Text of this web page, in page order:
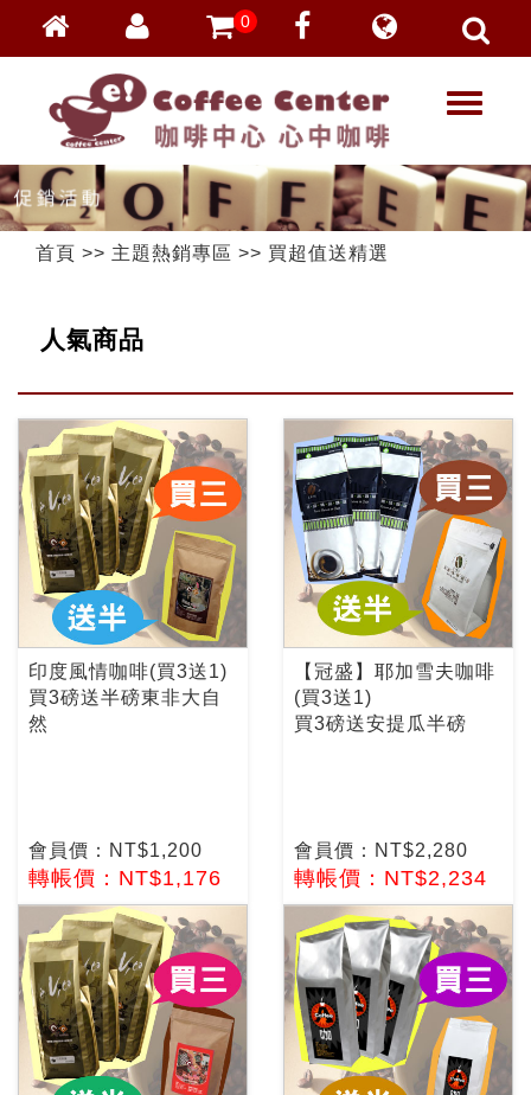
會員登入
忘記密碼
加入會員
VIP登入
VIP申請
0
T
g
l
e
a
t
i
o
n
首頁 >> 主題熱銷專區 >> 買超值送精選
人氣商品
印度風情咖啡(買3送1)
買3磅送半磅東非大自
然
會員價：NT$1,200
轉帳價：NT$1,176
【冠盛】耶加雪夫咖啡
(買3送1)
買3磅送安提瓜半磅
會員價：NT$2,280
轉帳價：NT$2,234